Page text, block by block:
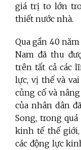
giá trị to lớn
thiết nước nhà.
Qua gần 40
Nam đã thu
trên tất cả các
lực, vị thế và
củng cố và
của nhân dân
Song, trong
kinh tế thế
các động lực